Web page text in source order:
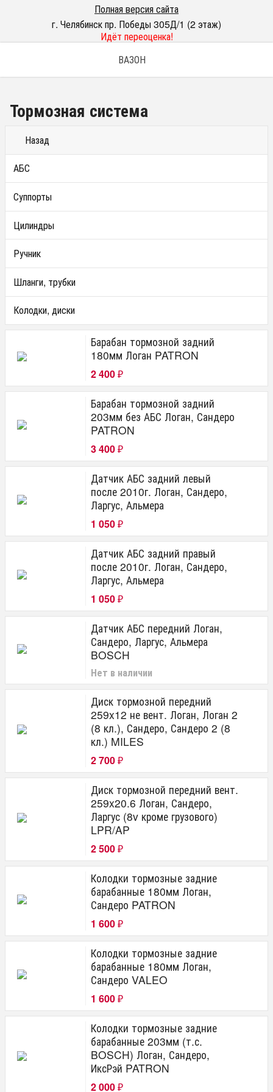
Полная версия сайта
г. Челябинск пр. Победы 305Д/1 (2 этаж)
Идёт переоценка!
ВАЗОН
Тормозная система
Назад
АБС
Суппорты
Цилиндры
Ручник
Шланги, трубки
Колодки, диски
Барабан тормозной задний
180мм Логан PATRON
2 400 ₽
Барабан тормозной задний
203мм без АБС Логан, Сандеро
PATRON
3 400 ₽
Датчик АБС задний левый
после 2010г. Логан, Сандеро,
Ларгус, Альмера
1 050 ₽
Датчик АБС задний правый
после 2010г. Логан, Сандеро,
Ларгус, Альмера
1 050 ₽
Датчик АБС передний Логан,
Сандеро, Ларгус, Альмера
BOSCH
Нет в наличии
Диск тормозной передний
259x12 не вент. Логан, Логан 2
(8 кл.), Сандеро, Сандеро 2 (8
кл.) MILES
2 700 ₽
Диск тормозной передний вент.
259x20.6 Логан, Сандеро,
Ларгус (8v кроме грузового)
LPR/AP
2 500 ₽
Колодки тормозные задние
барабанные 180мм Логан,
Сандеро PATRON
1 600 ₽
Колодки тормозные задние
барабанные 180мм Логан,
Сандеро VALEO
1 600 ₽
Колодки тормозные задние
барабанные 203мм (т.с.
BOSCH) Логан, Сандеро,
ИксРэй PATRON
2 000 ₽